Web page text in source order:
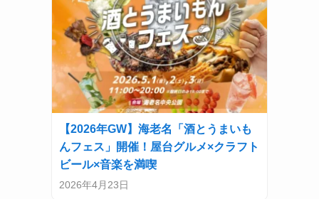
【2026年GW】海老名「酒とうまいも
んフェス」開催！屋台グルメ×クラフト
ビール×音楽を満喫
2026年4月23日